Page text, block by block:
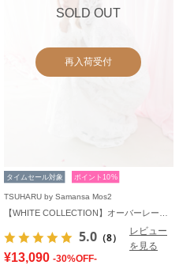
SOLD OUT
再入荷受付
タイムセール対象 ポイント10%
TSUHARU by Samansa Mos2
5.0 （8）
レビュー
を見る
¥13,090 -30%OFF-